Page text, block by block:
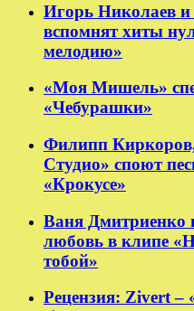
Игорь Николаев
вспомнят хиты
мелодию»
«Моя Мишель»
«Чебурашки»
Филипп
Студио» споют
«Крокусе»
Ваня Дмитриенко
любовь в клипе
тобой»
Рецензия: Zivert